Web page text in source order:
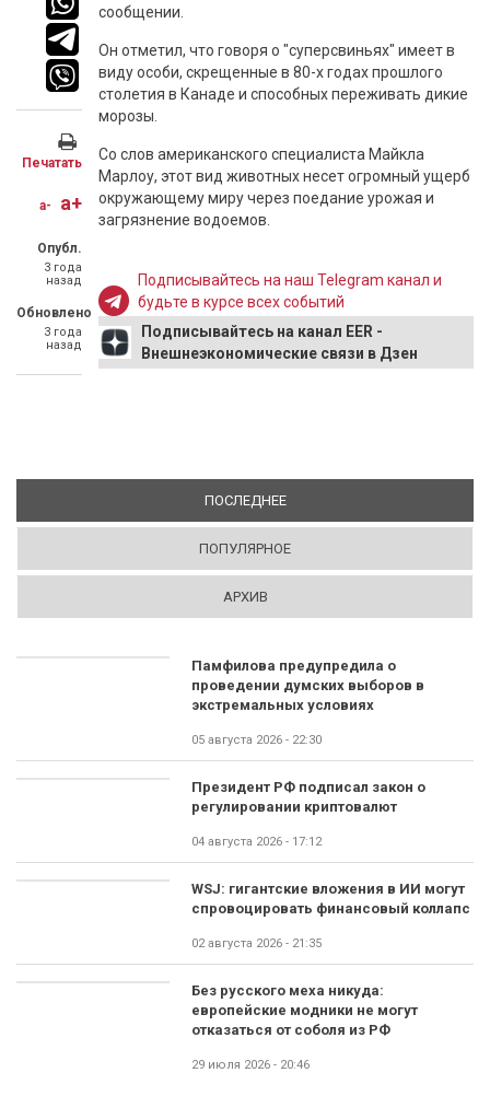
Печатать
a- a+
Опубл.
3 года
назад
Обновлено
3 года
назад
сообщении.
Он отметил, что говоря о "суперсвиньях" имеет в
виду особи, скрещенные в 80-х годах прошлого
столетия в Канаде и способных переживать дикие
морозы.
Со слов американского специалиста Майкла
Марлоу, этот вид животных несет огромный ущерб
окружающему миру через поедание урожая и
загрязнение водоемов.
Подписывайтесь на наш Telegram канал и
будьте в курсе всех событий
Подписывайтесь на канал EER -
Внешнеэкономические связи в Дзен
ПОСЛЕДНЕЕ(АКТИВНАЯ ВКЛАДКА)
ПОПУЛЯРНОЕ
АРХИВ
Памфилова предупредила о
проведении думских выборов в
экстремальных условиях
05 августа 2026 - 22:30
Президент РФ подписал закон о
регулировании криптовалют
04 августа 2026 - 17:12
WSJ: гигантские вложения в ИИ могут
спровоцировать финансовый коллапс
02 августа 2026 - 21:35
Без русского меха никуда:
европейские модники не могут
отказаться от соболя из РФ
29 июля 2026 - 20:46